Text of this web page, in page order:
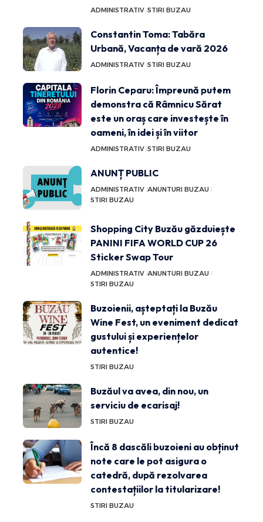
ADMINISTRATIV STIRI BUZAU
Constantin Toma: Tabăra
Urbană, Vacanța de vară 2026
ADMINISTRATIV STIRI BUZAU
Florin Ceparu: Împreună putem
demonstra că Râmnicu Sărat
este un oraș care investește în
oameni, în idei și în viitor
ADMINISTRATIV STIRI BUZAU
ANUNȚ PUBLIC
ADMINISTRATIV ANUNTURI BUZAU
STIRI BUZAU
Shopping City Buzău găzduiește
PANINI FIFA WORLD CUP 26
Sticker Swap Tour
ADMINISTRATIV ANUNTURI BUZAU
STIRI BUZAU
Buzoienii, așteptați la Buzău
Wine Fest, un eveniment dedicat
gustului și experiențelor
autentice!
STIRI BUZAU
Buzăul va avea, din nou, un
serviciu de ecarisaj!
STIRI BUZAU
Încă 8 dascăli buzoieni au obținut
note care le pot asigura o
catedră, după rezolvarea
contestațiilor la titularizare!
STIRI BUZAU